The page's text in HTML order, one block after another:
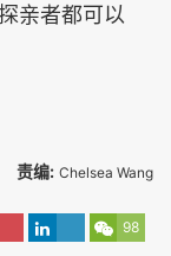
亲者都可以
责编: Chelsea Wang
98